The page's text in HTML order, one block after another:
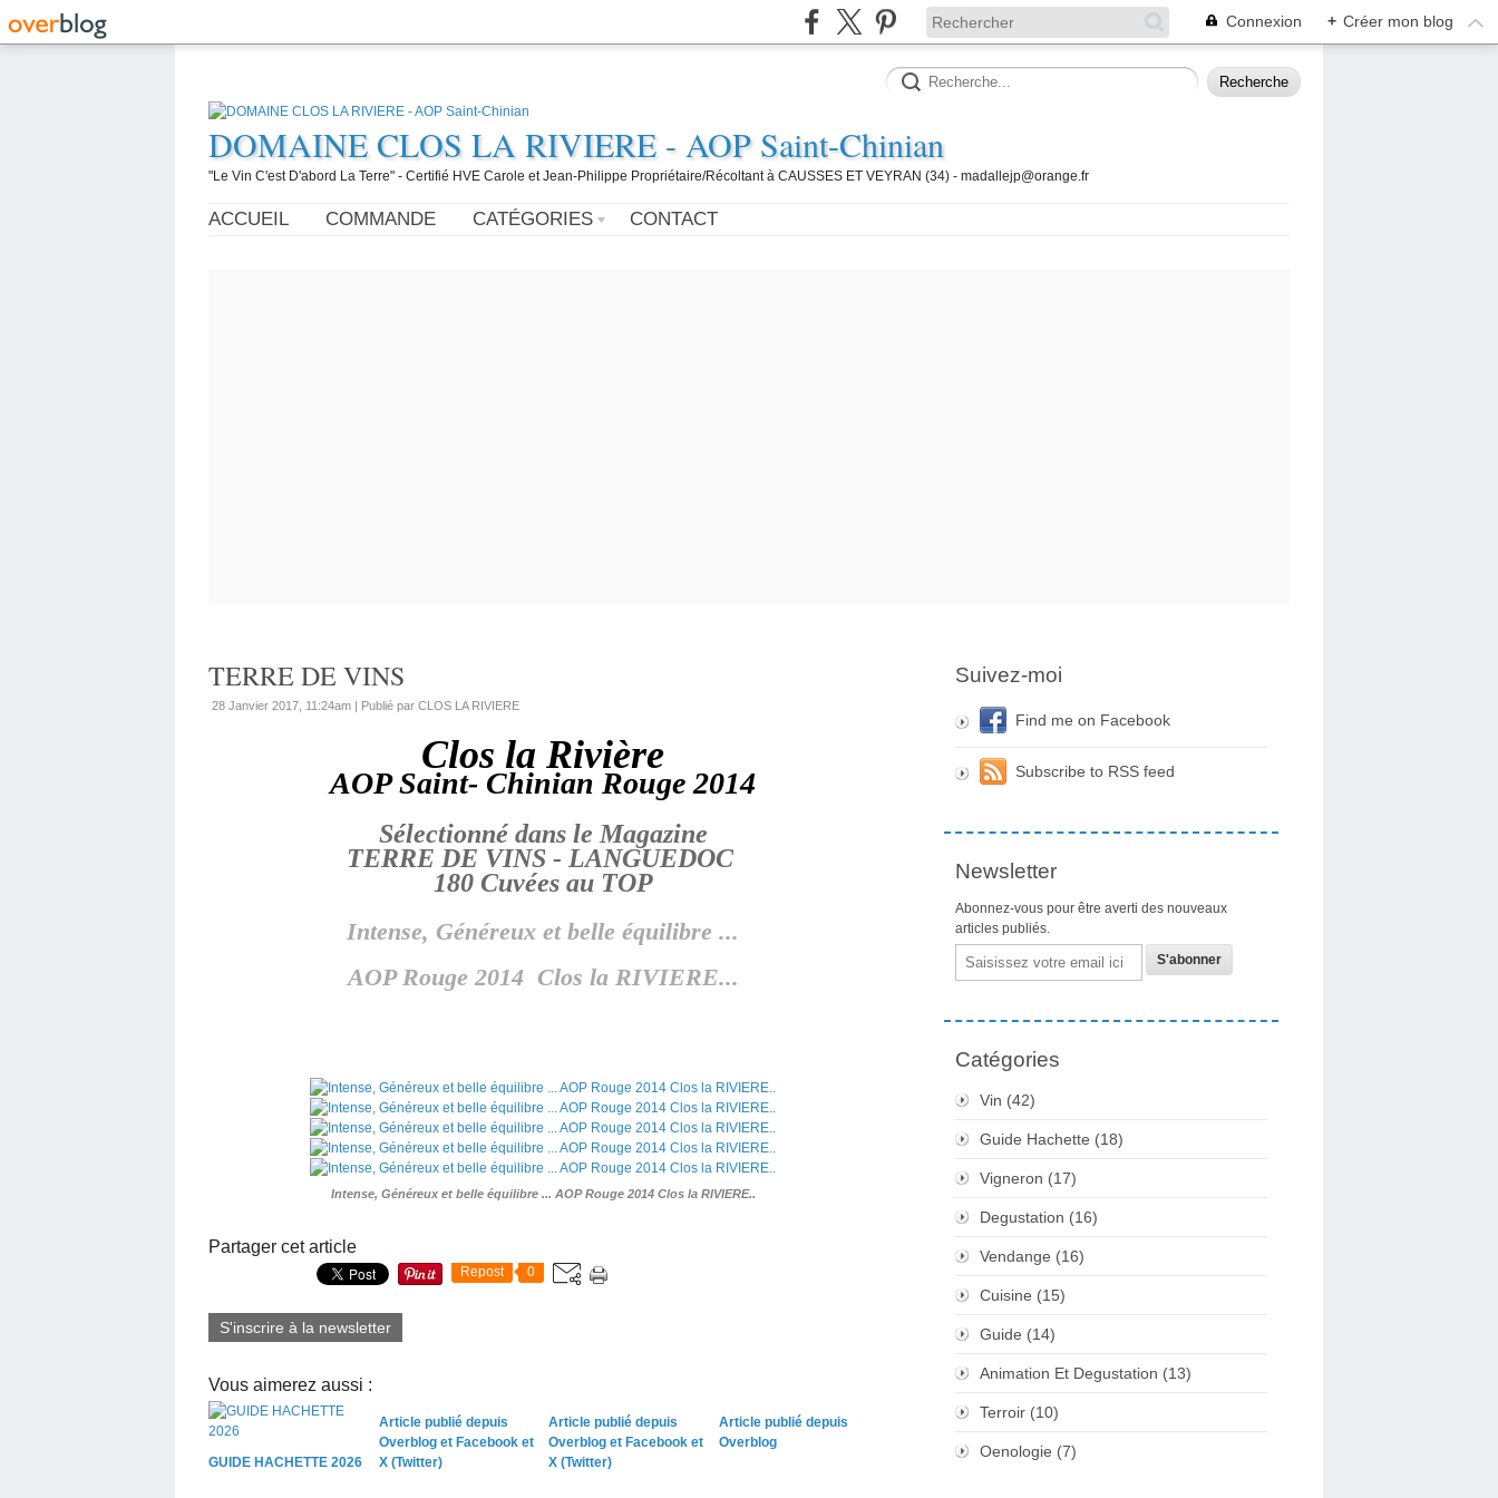
Connexion + Créer mon blog
DOMAINE CLOS LA RIVIERE - AOP Saint-Chinian
"Le Vin C'est D'abord La Terre" - Certifié HVE Carole et Jean-Philippe Propriétaire/Récoltant à CAUSSES ET VEYRAN (34) - madallejp@orange.fr
ACCUEIL COMMANDE CATÉGORIES CONTACT
TERRE DE VINS
28 Janvier 2017, 11:24am | Publié par CLOS LA RIVIERE
Clos la Rivière
AOP Saint- Chinian Rouge 2014
Sélectionné dans le Magazine
TERRE DE VINS - LANGUEDOC
180 Cuvées au TOP
Intense, Généreux et belle équilibre ...
AOP Rouge 2014 Clos la RIVIERE...
Intense, Généreux et belle équilibre ... AOP Rouge 2014 Clos la RIVIERE..
Partager cet article
Repost 0
S'inscrire à la newsletter
Vous aimerez aussi :
GUIDE HACHETTE 2026
Article publié depuis
Overblog et Facebook et
X (Twitter)
Article publié depuis
Overblog et Facebook et
X (Twitter)
Article publié depuis
Overblog
Suivez-moi
Find me on Facebook
Subscribe to RSS feed
Newsletter
Abonnez-vous pour être averti des nouveaux
articles publiés.
Email
Catégories
Vin (42)
Guide Hachette (18)
Vigneron (17)
Degustation (16)
Vendange (16)
Cuisine (15)
Guide (14)
Animation Et Degustation (13)
Terroir (10)
Oenologie (7)